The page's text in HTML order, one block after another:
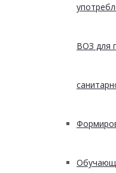
ВОЗ для